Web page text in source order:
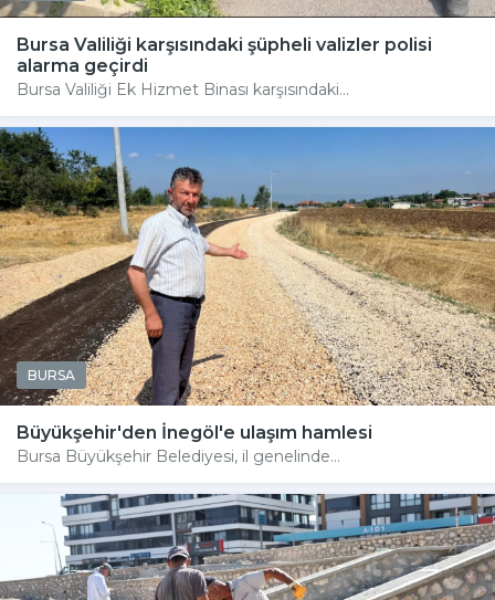
Bursa Valiliği karşısındaki şüpheli valizler polisi
alarma geçirdi
Bursa Valiliği Ek Hizmet Binası karşısındaki...
BURSA
Büyükşehir'den İnegöl'e ulaşım hamlesi
Bursa Büyükşehir Belediyesi, il genelinde...